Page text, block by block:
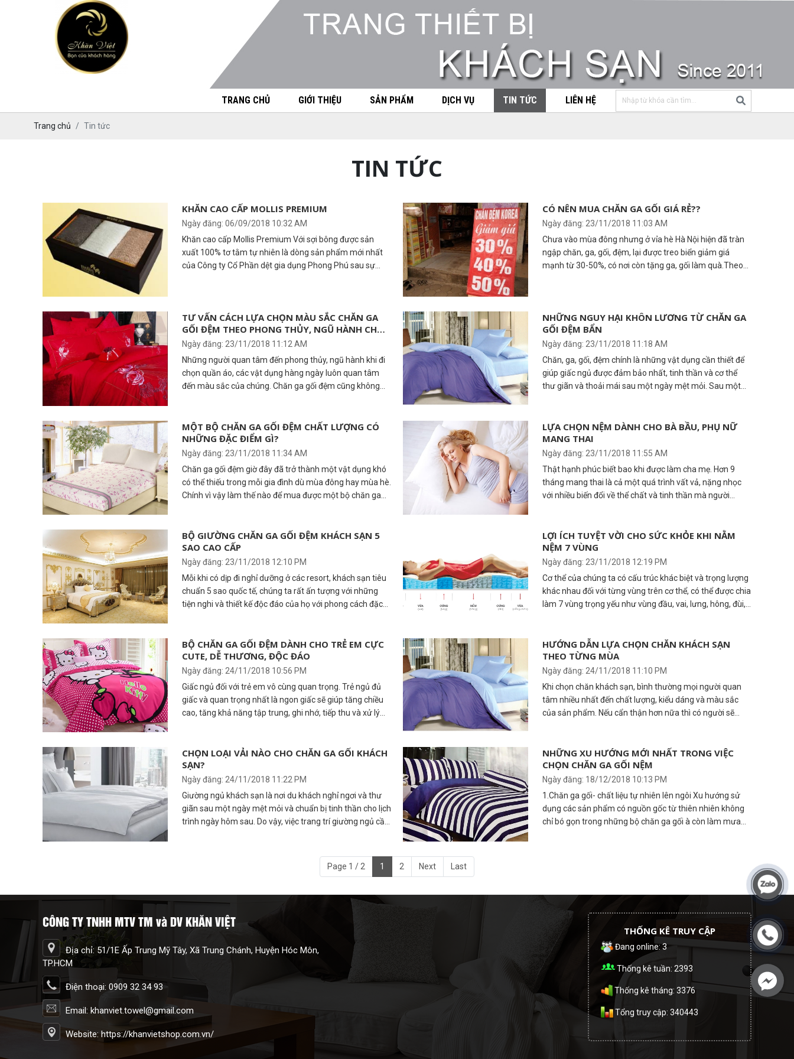
TRANG CHỦ GIỚI THIỆU SẢN PHẨM DỊCH VỤ TIN TỨC LIÊN HỆ
Trang chủ Tin tức
TIN TỨC
KHĂN CAO CẤP MOLLIS PREMIUM
Ngày đăng: 06/09/2018 10:32 AM
Khăn cao cấp Mollis Premium Với sợi bông được sản
xuất 100% tơ tằm tự nhiên là dòng sản phẩm mới nhất
của Công ty Cổ Phần dệt gia dụng Phong Phú sau sự
CÓ NÊN MUA CHĂN GA GỐI GIÁ RẺ??
Ngày đăng: 23/11/2018 11:03 AM
Chưa vào mùa đông nhưng ở vỉa hè Hà Nội hiện đã tràn
ngập chăn, ga, gối, đệm, lại được treo biển giảm giá
mạnh từ 30-50%, có nơi còn tặng ga, gối làm quà.Theo
TƯ VẤN CÁCH LỰA CHỌN MÀU SẮC CHĂN GA
GỐI ĐỆM THEO PHONG THỦY, NGŨ HÀNH CHO
PHÒNG CƯỚI, PHÒNG NGỦ
Ngày đăng: 23/11/2018 11:12 AM
Những người quan tâm đến phong thủy, ngũ hành khi đi
chọn quần áo, các vật dụng hàng ngày luôn quan tâm
đến màu sắc của chúng. Chăn ga gối đệm cũng không
lượng âm dương để đặt đến sự hài hòa. Sắc tối mang
năng lượng âm hấp thụ màu và có đặc tính là tĩnh lặng
NHỮNG NGUY HẠI KHÔN LƯƠNG TỪ CHĂN GA
GỐI ĐỆM BẨN
Ngày đăng: 23/11/2018 11:18 AM
Chăn, ga, gối, đệm chính là những vật dụng cần thiết để
giúp giấc ngủ được đảm bảo nhất, tinh thần và cơ thể
thư giãn và thoải mái sau một ngày mệt mỏi. Sau một
chăn ga gối đệm bẩn sẽ trở thành ổ mầm bệnh gây hại
cho sức khỏe của chính bạn và cả gia đình.
MỘT BỘ CHĂN GA GỐI ĐỆM CHẤT LƯỢNG CÓ
NHỮNG ĐẶC ĐIỂM GÌ?
Ngày đăng: 23/11/2018 11:34 AM
Chăn ga gối đệm giờ đây đã trở thành một vật dụng khó
có thể thiếu trong mỗi gia đình dù mùa đông hay mùa hè.
Chính vì vậy làm thế nào để mua được một bộ chăn ga
thì ai mà không muốn phải không ạ? Nhưng liệu có phải
ai cũng biết cách để chọn lựa hay không? Dưới đây là
một vài đặc iểm điển hình của một bộ chăn ga gối đệm
chất lượng để người đọc tham khảo.
LỰA CHỌN NỆM DÀNH CHO BÀ BẦU, PHỤ NỮ
MANG THAI
Ngày đăng: 23/11/2018 11:55 AM
Thật hạnh phúc biết bao khi được làm cha mẹ. Hơn 9
tháng mang thai là cả một quá trình vất vả, nặng nhọc
với nhiều biến đổi về thể chất và tinh thần mà người
bằng thể chất tốt nhất.
BỘ GIƯỜNG CHĂN GA GỐI ĐỆM KHÁCH SẠN 5
SAO CAO CẤP
Ngày đăng: 23/11/2018 12:10 PM
Mỗi khi có dịp đi nghỉ dưỡng ở các resort, khách sạn tiêu
chuẩn 5 sao quốc tế, chúng ta rất ấn tượng với những
tiện nghi và thiết kế độc đáo của họ với phong cách đặc
nào quên sự bày trí độc đáo của bộ giường chăn ga gối
đệm khách sạn 5 sao cũng như chăn ga gối đệm cho nhà
nghỉ và cảm giác cực kỳ sảng khoái khi thả mình lên đó,
rất khác lạ so với bộ giường ngủ thường thấy ở nhà.
LỢI ÍCH TUYỆT VỜI CHO SỨC KHỎE KHI NẰM
NỆM 7 VÙNG
Ngày đăng: 23/11/2018 12:19 PM
Cơ thể của chúng ta có cấu trúc khác biệt và trọng lượng
khác nhau đối với từng vùng trên cơ thể, có thể được chia
làm 7 vùng trọng yếu như vùng đầu, vai, lưng, hông, đùi,
cân bằng và điều phối các hoạt động cơ thể.
BỘ CHĂN GA GỐI ĐỆM DÀNH CHO TRẺ EM CỰC
CUTE, DỄ THƯƠNG, ĐỘC ĐÁO
Ngày đăng: 24/11/2018 10:56 PM
Giấc ngủ đối với trẻ em vô cùng quan trọng. Trẻ ngủ đủ
giấc và quan trọng nhất là ngon giấc sẽ giúp tăng chiều
cao, tăng khả năng tập trung, ghi nhớ, tiếp thu và xử lý
giường chắc chắn, bộ chăn ga gối đệm dành cho trẻ em
êm ái, thoáng mát, dễ chịu để bé ngủ ngon.
HƯỚNG DẪN LỰA CHỌN CHĂN KHÁCH SẠN
THEO TỪNG MÙA
Ngày đăng: 24/11/2018 11:10 PM
Khi chọn chăn khách sạn, bình thường mọi người quan
tâm nhiều nhất đến chất lượng, kiểu dáng và màu sắc
của sản phẩm. Nếu cẩn thận hơn nữa thì có người sẽ
trọng, đó là chọn chăn ga gối đệm khách sạn cũng cần
phù hợp với từng mùa.
CHỌN LOẠI VẢI NÀO CHO CHĂN GA GỐI KHÁCH
SẠN?
Ngày đăng: 24/11/2018 11:22 PM
Giường ngủ khách sạn là nơi du khách nghỉ ngơi và thư
giãn sau một ngày mệt mỏi và chuẩn bị tinh thần cho lịch
trình ngày hôm sau. Do vậy, việc trang trí giường ngủ cần
NHỮNG XU HƯỚNG MỚI NHẤT TRONG VIỆC
CHỌN CHĂN GA GỐI NỆM
Ngày đăng: 18/12/2018 10:13 PM
1.Chăn ga gối- chất liệu tự nhiên lên ngôi Xu hướng sử
dụng các sản phẩm có nguồn gốc từ thiên nhiên không
chỉ bó gọn trong những bộ chăn ga gối à còn làm mưa
tham gia vào cuộc cách mạng đổi mới chất liệu trong các
bộ sản phẩm của mình
Page 1 / 2 1 2 Next Last
CÔNG TY TNHH MTV TM và DV KHĂN VIỆT
Địa chỉ: 51/1E Ấp Trung Mỹ Tây, Xã Trung Chánh, Huyện Hóc Môn,
TP.HCM
Điện thoại: 0909 32 34 93
Email: khanviet.towel@gmail.com
Website: https://khanvietshop.com.vn/
THỐNG KÊ TRUY CẬP
Đang online: 3
Thống kê tuần: 2393
Thống kê tháng: 3376
Tổng truy cập: 340443